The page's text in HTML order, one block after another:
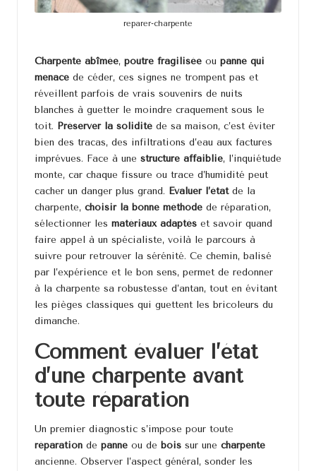
reparer-charpente
Charpente abîmée, poutre fragilisée ou panne qui
menace de céder, ces signes ne trompent pas et
réveillent parfois de vrais souvenirs de nuits
blanches à guetter le moindre craquement sous le
toit. Préserver la solidité de sa maison, c’est éviter
bien des tracas, des infiltrations d’eau aux factures
imprévues. Face à une structure affaiblie, l’inquiétude
monte, car chaque fissure ou trace d’humidité peut
cacher un danger plus grand. Évaluer l’étatde la
charpente, choisir la bonne méthode de réparation,
sélectionner les matériaux adaptés et savoir quand
faire appel à un spécialiste, voilà le parcours à
suivre pour retrouver la sérénité. Ce chemin, balisé
par l’expérience et le bon sens, permet de redonner
à la charpente sa robustesse d’antan, tout en évitant
les pièges classiques qui guettent les bricoleurs du
dimanche.
Comment évaluer l’état
d’une charpente avant
toute réparation
Un premier diagnostic s’impose pour toute
réparation de panne ou de bois sur une charpente
ancienne. Observer l’aspect général, sonder les